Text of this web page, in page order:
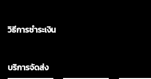
วิธีการชำระเงิน
บริการจัดส่ง